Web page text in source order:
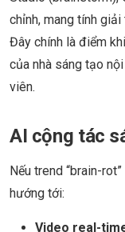
chỉnh, mang tính
Đây chính là điểm
của nhà sáng tạo
viên.
AI cộng tác
Nếu trend “brain-
hướng tới:
Video real-